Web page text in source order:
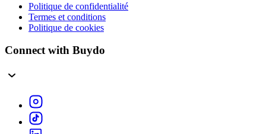
Politique de confidentialité
Termes et conditions
Politique de cookies
Connect with Buydo